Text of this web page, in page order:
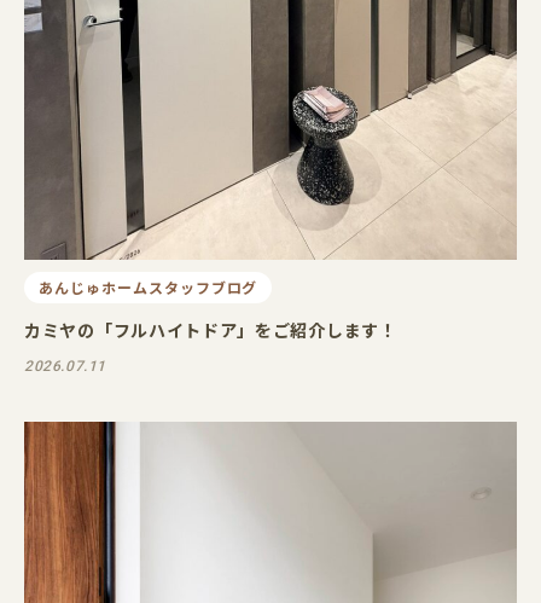
あんじゅホームスタッフブログ
カミヤの「フルハイトドア」をご紹介します！
2026.07.11